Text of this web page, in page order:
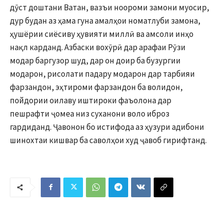
дӯст доштани Ватан, вазъи ноороми замони муосир,
дур будан аз ҳама гуна амалҳои номатлуби замона,
ҳушёрии сиёсиву ҳувияти миллӣ ва амсоли инҳо
нақл карданд. Азбаски вохӯрӣ дар арафаи Рӯзи
модар баргузор шуд, дар он доир ба бузургии
модарон, рисолати падару модарон дар тарбияи
фарзандон, эҳтироми фарзандон ба волидон,
пойдории оилаву иштироки фаъолона дар
пешрафти ҷомеа низ суханони воло иброз
гардиданд. Ҷавонон бо истифода аз ҳузури адибони
шинохтаи кишвар ба саволҳои худ ҷавоб гирифтанд.